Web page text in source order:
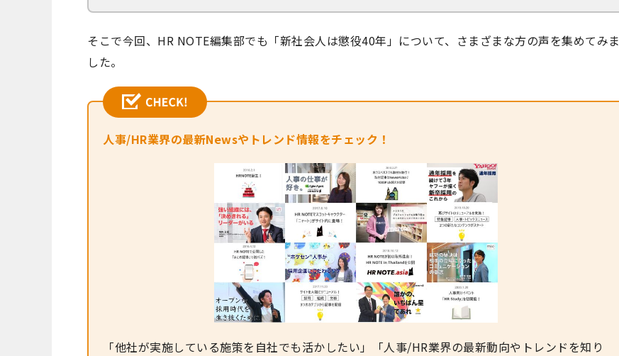
そこで今回、HR NOTE編集部でも「新社会人は懲役40年」について、さまざまな方の声を集めてみま
した。
人事/HR業界の最新Newsやトレンド情報をチェック！
「他社が実施している施策を自社でも活かしたい」「人事/HR業界の最新動向やトレンドを知り